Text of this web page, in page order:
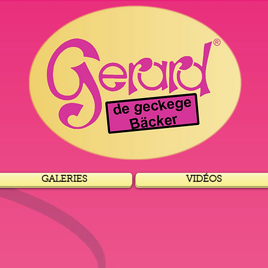
GALERIE VIDÉOS
GALERIES VIDÉOS